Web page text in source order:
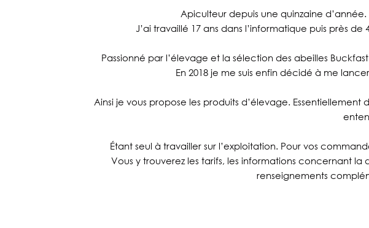
Apiculteur depuis une quinzaine
J’ai travaillé 17 ans dans l’informatique puis près
Passionné par l’élevage et la sélection des abeilles
En 2018 je me suis enfin décidé à me
Ainsi je vous propose les produits d’élevage.
Étant seul à travailler sur l’exploitation. Pour vos
Vous y trouverez les tarifs, les informations concernant
renseignements